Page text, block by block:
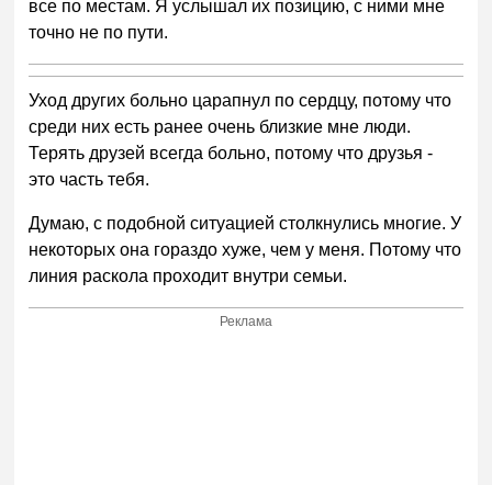
все по местам. Я услышал их позицию, с ними мне
точно не по пути.
Уход других больно царапнул по сердцу, потому что
среди них есть ранее очень близкие мне люди.
Терять друзей всегда больно, потому что друзья -
это часть тебя.
Думаю, с подобной ситуацией столкнулись многие. У
некоторых она гораздо хуже, чем у меня. Потому что
линия раскола проходит внутри семьи.
Реклама